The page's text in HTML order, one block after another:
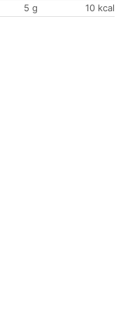
5 g 10 kcal